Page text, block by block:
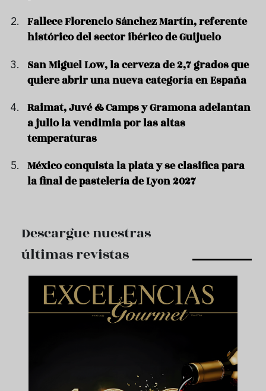
Fallece Florencio Sánchez Martín, referente
histórico del sector ibérico de Guijuelo
San Miguel Low, la cerveza de 2,7 grados que
quiere abrir una nueva categoría en España
Raimat, Juvé & Camps y Gramona adelantan
a julio la vendimia por las altas
temperaturas
México conquista la plata y se clasifica para
la final de pastelería de Lyon 2027
Descargue nuestras
últimas revistas